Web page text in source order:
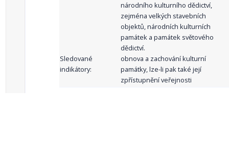
národního kulturního dědictví,
zejména velkých stavebních
objektů, národních kulturních
památek a památek světového
dědictví.
Sledované
indikátory:
obnova a zachování kulturní
památky, lze-li pak také její
zpřístupnění veřejnosti